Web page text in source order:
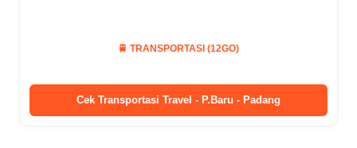
🚆 TRANSPORTASI (12GO)
Cek Transportasi Travel - P.Baru - Padang